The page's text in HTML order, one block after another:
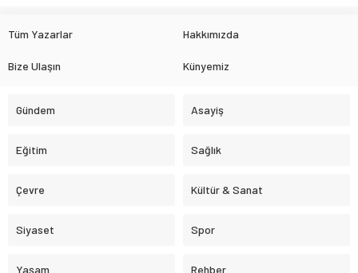
Tüm Yazarlar Hakkımızda
Bize Ulaşın Künyemiz
Gündem Asayiş
Eğitim Sağlık
Çevre Kültür & Sanat
Siyaset Spor
Yaşam Rehber